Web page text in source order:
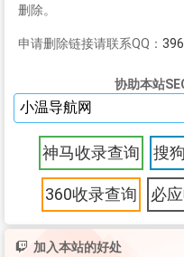
删除。
申请删除链接请联系QQ：
协助本站
神马收录查询 搜
360收录查询 必
加入本站的好处